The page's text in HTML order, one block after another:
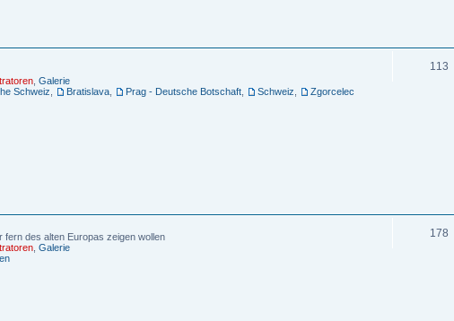
Galerie
Schweiz Bratislava Prag - Deutsche Botschaft Schweiz Zgorcelec
113
fern des alten Europas zeigen wollen
Galerie
178